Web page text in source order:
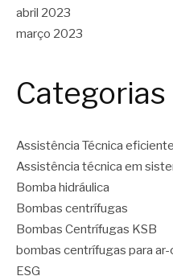
abril 2023
março 2023
Categorias
Assistência Técnica eficiente
Assistência técnica em
Bomba hidráulica
Bombas centrífugas
Bombas Centrífugas KSB
bombas centrífugas para
ESG